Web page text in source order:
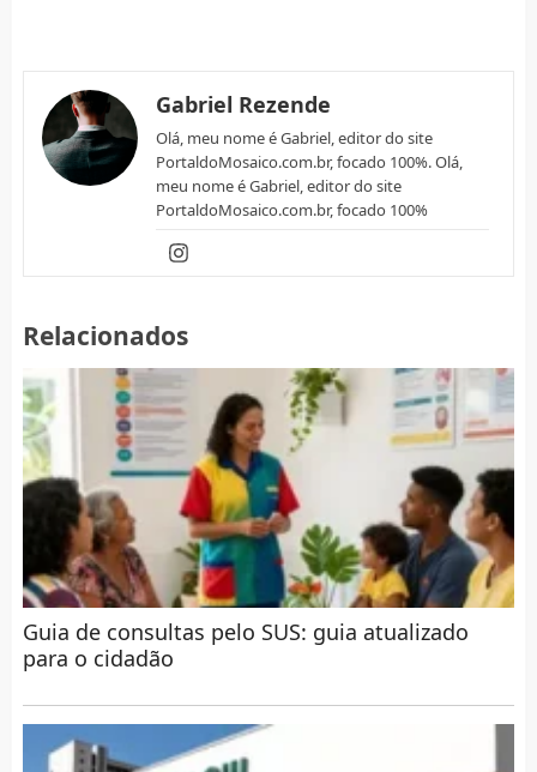
Gabriel Rezende
Olá, meu nome é Gabriel, editor do site
PortaldoMosaico.com.br, focado 100%. Olá,
meu nome é Gabriel, editor do site
PortaldoMosaico.com.br, focado 100%
Relacionados
Guia de consultas pelo SUS: guia atualizado
para o cidadão